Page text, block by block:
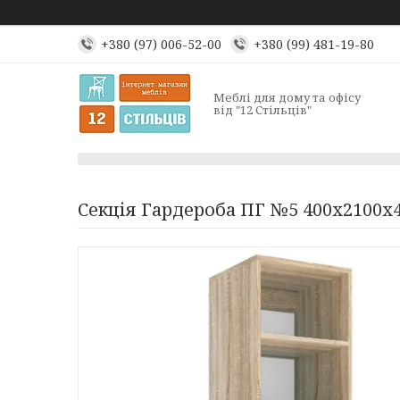
+380 (97) 006-52-00 +380 (99) 481-19-80
Меблі для дому та офісу
від "12 Стільців"
Секція Гардероба ПГ №5